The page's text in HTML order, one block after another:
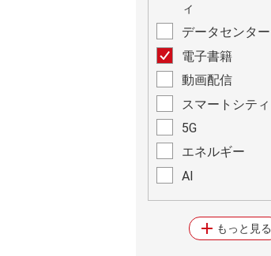
ィ
データセンター
電子書籍
動画配信
スマートシティ
5G
エネルギー
AI
add もっと見る